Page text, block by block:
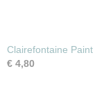
Clairefontaine Paint
€ 4,80